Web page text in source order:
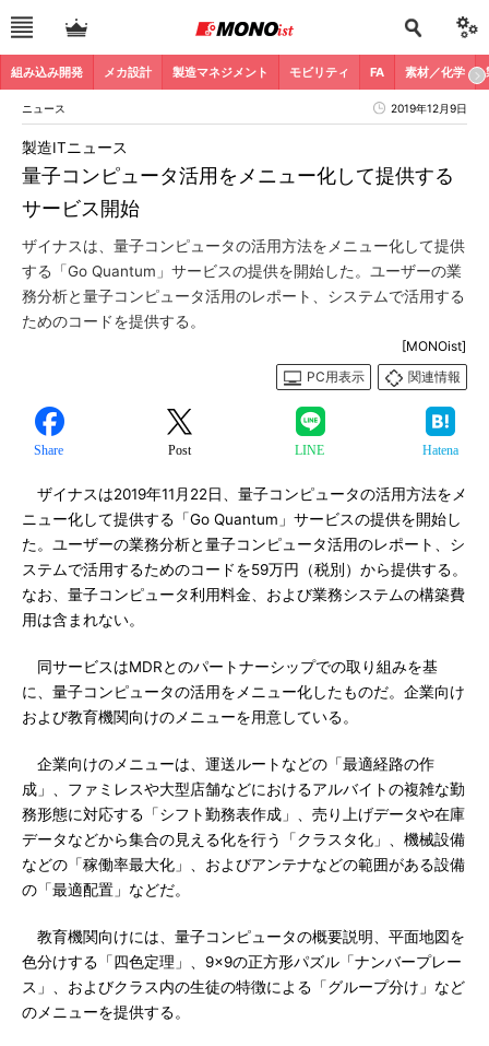
組み込み開発 メカ設計 製造マネジメント モビリティ FA 素材／化学
ニュース 2019年12月9日
量子コンピュータ活用をメニュー化して提供する
サービス開始
製造ITニュース
ザイナスは、量子コンピュータの活用方法をメニュー化して提供
する「Go Quantum」サービスの提供を開始した。ユーザーの業
務分析と量子コンピュータ活用のレポート、システムで活用する
ためのコードを提供する。
[MONOist]
PC用表示
関連情報
Share Post LINE Hatena
ザイナスは2019年11月22日、量子コンピュータの活用方法をメ
ニュー化して提供する「Go Quantum」サービスの提供を開始し
た。ユーザーの業務分析と量子コンピュータ活用のレポート、シ
ステムで活用するためのコードを59万円（税別）から提供する。
なお、量子コンピュータ利用料金、および業務システムの構築費
用は含まれない。
同サービスはMDRとのパートナーシップでの取り組みを基
に、量子コンピュータの活用をメニュー化したものだ。企業向け
および教育機関向けのメニューを用意している。
企業向けのメニューは、運送ルートなどの「最適経路の作
成」、ファミレスや大型店舗などにおけるアルバイトの複雑な勤
務形態に対応する「シフト勤務表作成」、売り上げデータや在庫
データなどから集合の見える化を行う「クラスタ化」、機械設備
などの「稼働率最大化」、およびアンテナなどの範囲がある設備
の「最適配置」などだ。
教育機関向けには、量子コンピュータの概要説明、平面地図を
色分けする「四色定理」、9×9の正方形パズル「ナンバープレー
ス」、およびクラス内の生徒の特徴による「グループ分け」など
のメニューを提供する。